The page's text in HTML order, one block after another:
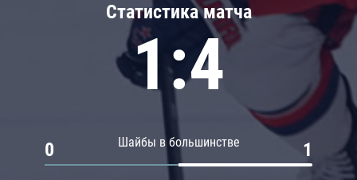
Статистика матча
1:4
Шайбы в большинстве
0 1